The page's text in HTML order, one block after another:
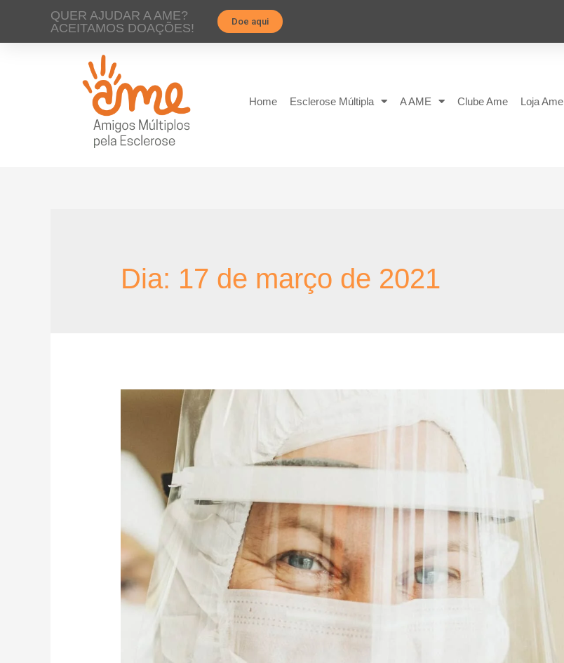
QUER AJUDAR A AME?
ACEITAMOS DOAÇÕES!
Doe aqui
Home Esclerose Múltipla A AME Clube Ame Loja Ame
Dia: 17 de março de 2021